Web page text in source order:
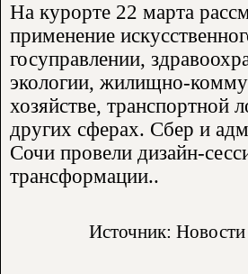
На курорте 22 марта
применение
госуправлении,
экологии, жилищно-
хозяйстве, транспортной
других сферах. Сбер и
Сочи провели дизайн-
трансформации..
Источник: